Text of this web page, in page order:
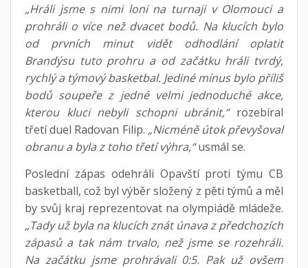
„Hráli jsme s nimi loni na turnaji v Olomouci a
prohráli o více než dvacet bodů. Na klucích bylo
od prvních minut vidět odhodlání oplatit
Brandýsu tuto prohru a od začátku hráli tvrdý,
rychlý a týmový basketbal. Jediné mínus bylo příliš
bodů soupeře z jedné velmi jednoduché akce,
kterou kluci nebyli schopni ubránit,“rozebíral
třetí duel Radovan Filip. „Nicméně útok převyšoval
obranu a byla z toho třetí výhra,“usmál se.
Poslední zápas odehráli Opavští proti týmu CB
basketball, což byl výběr složený z pěti týmů a měl
by svůj kraj reprezentovat na olympiádě mládeže.
„Tady už byla na klucích znát únava z předchozích
zápasů a tak nám trvalo, než jsme se rozehráli.
Na začátku jsme prohrávali 0:5. Pak už ovšem